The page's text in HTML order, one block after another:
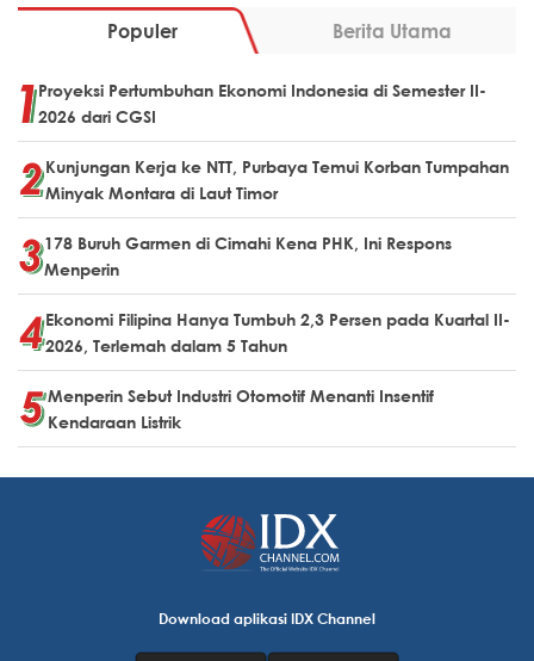
Populer Berita Utama
Proyeksi Pertumbuhan Ekonomi Indonesia di Semester II-
2026 dari CGSI
Kunjungan Kerja ke NTT, Purbaya Temui Korban Tumpahan
Minyak Montara di Laut Timor
178 Buruh Garmen di Cimahi Kena PHK, Ini Respons
Menperin
Ekonomi Filipina Hanya Tumbuh 2,3 Persen pada Kuartal II-
2026, Terlemah dalam 5 Tahun
Menperin Sebut Industri Otomotif Menanti Insentif
Kendaraan Listrik
Download aplikasi IDX Channel